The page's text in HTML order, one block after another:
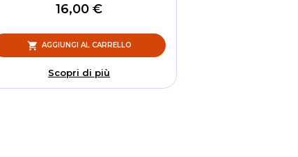
16,00 €
AGGIUNGI AL CARRELLO
Scopri di più